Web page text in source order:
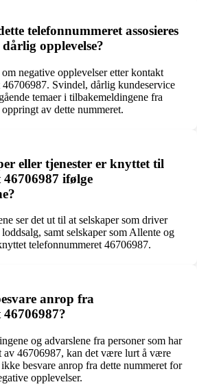
telefonnummeret assosieres
opplevelse?
negative opplevelser etter kontakt
Svindel, dårlig kundeservice
temaer i tilbakemeldingene fra
av dette nummeret.
eller tjenester er knyttet til
ifølge
ser det ut til at selskaper som driver
samt selskaper som Allente og
telefonnummeret 46706987.
anrop fra
og advarslene fra personer som har
av 46706987, kan det være lurt å være
besvare anrop fra dette nummeret for
opplevelser.